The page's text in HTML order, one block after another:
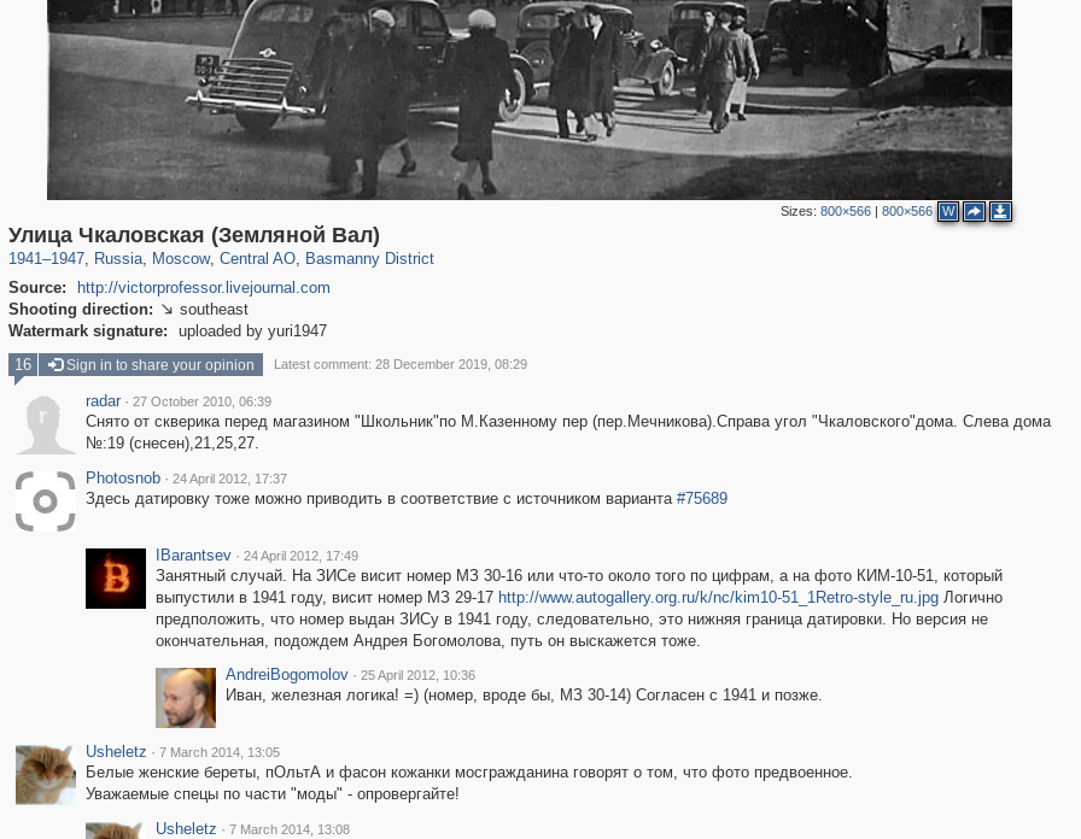
Sizes: 800×566| 800×566 W
Улица Чкаловская (Земляной Вал)
1941–1947, Russia
1,406,423 29,243
, Moscow
319,780 8,286
, Central AO
159,978 5,916
, Basmanny District
13,198 520
Source:
http://victorprofessor.livejournal.com
Shooting direction:  southeast
Watermark signature:
uploaded by yuri1947
16 Sign in to share your opinion Latest comment: 28 December 2019, 08:29
r
radar · 27 October 2010, 06:39
Снято от скверика перед магазином "Школьник"по М.Казенному пер (пер.Мечникова).Справа угол "Чкаловского"дома. Слева дома
№:19 (снесен),21,25,27.
Photosnob · 24 April 2012, 17:37
Здесь датировку тоже можно приводить в соответствие с источником варианта #75689
IBarantsev · 24 April 2012, 17:49
Занятный случай. На ЗИСе висит номер МЗ 30-16 или что-то около того по цифрам, а на фото КИМ-10-51, который
выпустили в 1941 году, висит номер МЗ 29-17 http://www.autogallery.org.ru/k/nc/kim10-51_1Retro-style_ru.jpgЛогично
предположить, что номер выдан ЗИСу в 1941 году, следовательно, это нижняя граница датировки. Но версия не
окончательная, подождем Андрея Богомолова, путь он выскажется тоже.
AndreiBogomolov · 25 April 2012, 10:36
Иван, железная логика! =) (номер, вроде бы, МЗ 30-14) Согласен с 1941 и позже.
Usheletz · 7 March 2014, 13:05
Белые женские береты, пОльтА и фасон кожанки мосгражданина говорят о том, что фото предвоенное.
Уважаемые спецы по части "моды" - опровергайте!
Usheletz · 7 March 2014, 13:08